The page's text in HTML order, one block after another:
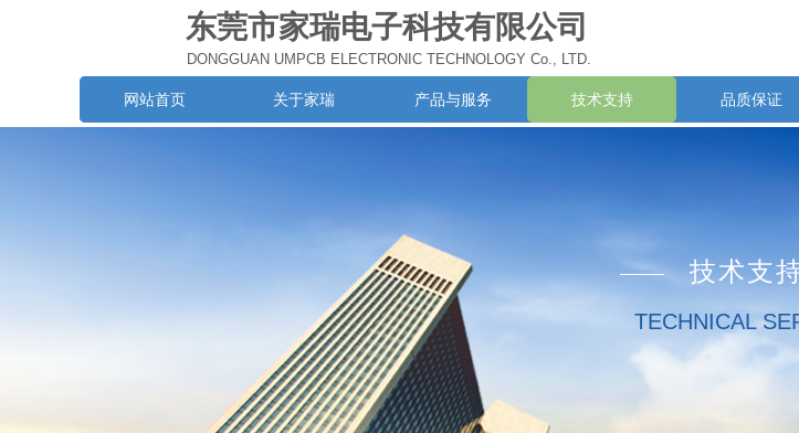
网站首页 关于家瑞 产品与服务 技术支持 品质保证
DONGGUAN UMPCB ELECTRONIC TECHNOLOGY Co., LTD.
东莞市家瑞电子科技有限公司
技术支
TECHNICAL